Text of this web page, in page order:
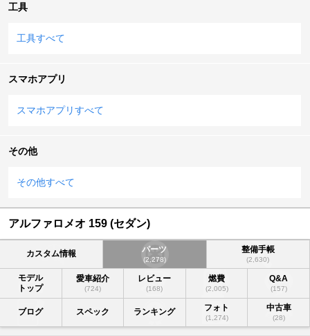
工具
工具すべて
スマホアプリ
スマホアプリすべて
その他
その他すべて
アルファロメオ 159 (セダン)
カスタム情報 パーツ
(2,278)
整備手帳
(2,630)
モデル
トップ
愛車紹介
(724)
レビュー
(168)
燃費
(2,005)
Q&A
(157)
ブログ スペック ランキング フォト
(1,274)
中古車
(28)